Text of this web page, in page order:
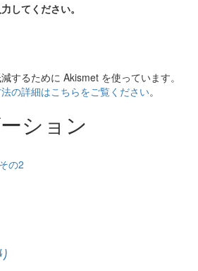
してください。
するために Akismet を使っています。
の詳細はこちらをご覧ください。
ション
の2